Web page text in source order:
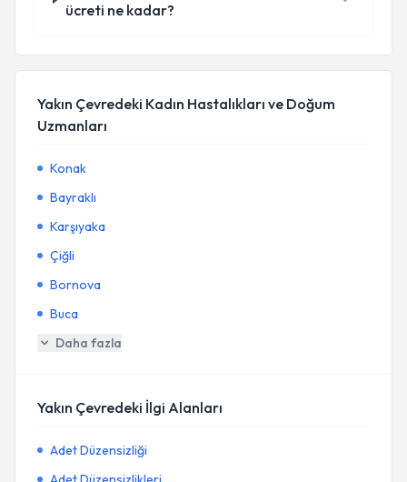
ücreti ne kadar?
Yakın Çevredeki Kadın Hastalıkları ve Doğum
Uzmanları
Konak
Bayraklı
Karşıyaka
Çiğli
Bornova
Buca
Daha fazla
Yakın Çevredeki İlgi Alanları
Adet Düzensizliği